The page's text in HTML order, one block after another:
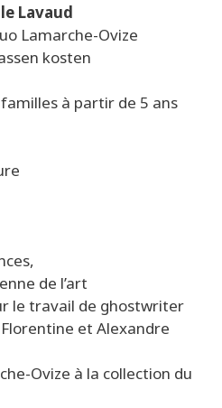
Lavaud
Lamarche-Ovize
kosten
à partir de 5 ans
de l’art
le travail de ghostwriter
Florentine et Alexandre
Ovize à la collection du